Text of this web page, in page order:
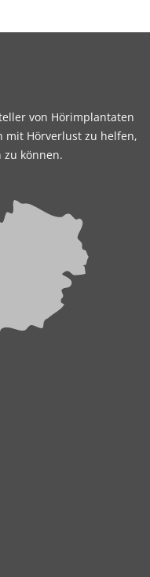
von Hörimplantaten
mit Hörverlust zu helfen,
zu können.